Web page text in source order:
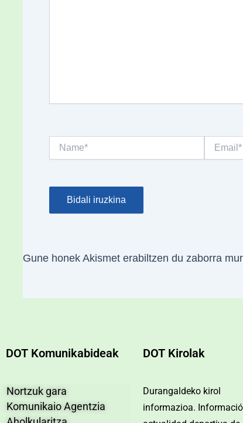
Gune honek Akismet erabiltzen du zaborra
DOT Komunikabideak
Nortzuk gara
Komunikaio Agentzia
DOT Kirolak
Durangaldeko kirol
informazioa.